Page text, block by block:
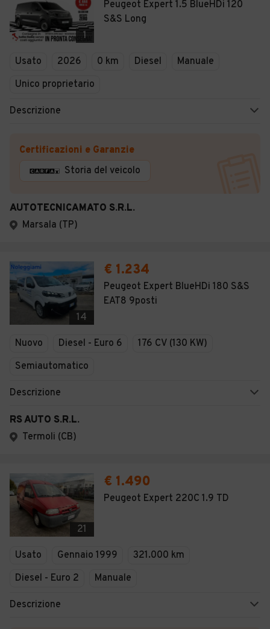
1
Peugeot Expert 1.5 BlueHDi 120
S&S Long
Usato 2026 0 km Diesel
Manuale
Unico proprietario
Descrizione
Certificazioni e Garanzie
Storia del veicolo
AUTOTECNICAMATO S.R.L.
Marsala (TP)
14
€ 1.234
Peugeot Expert BlueHDi 180 S&S
EAT8 9posti
Nuovo Diesel - Euro 6
176 CV (130 KW)
Semiautomatico
Descrizione
RS AUTO S.R.L.
Termoli (CB)
21
€ 1.490
Peugeot Expert 220C 1.9 TD
Usato Gennaio 1999
321.000 km
Diesel - Euro 2
Manuale
Descrizione